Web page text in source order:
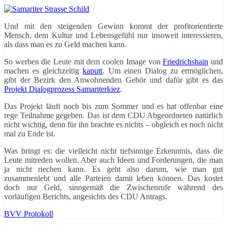
Und mit den steigenden Gewinn kommt der profitorientierte
Mensch, dem Kultur und Lebensgefühl nur insoweit interessieren,
als dass man es zu Geld machen kann.
So werben die Leute mit dem coolen Image vonFriedrichshain und
machen es gleichzeitigkaputt. Um einen Dialog zu ermöglichen,
gibt der Bezirk den Anwohnenden Gehör und dafür gibt es das
Projekt Dialogprozess Samariterkiez.
Das Projekt läuft noch bis zum Sommer und es hat offenbar eine
rege Teilnahme gegeben. Das ist dem CDU Abgeordneten natürlich
nicht wichtig, denn für ihn brachte es nichts – obgleich es noch nicht
mal zu Ende ist.
Was bringt es: die vielleicht nicht tiefsinnige Erkenntnis, dass die
Leute mitreden wollen. Aber auch Ideen und Forderungen, die man
ja nicht riechen kann. Es geht also darum, wie man gut
zusammenlebt und alle Parteien damit leben können. Das kostet
doch nur Geld, sinngemäß die Zwischenrufe während des
vorläufigen Berichts, angesichts des CDU Antrags.
BVV Protokoll